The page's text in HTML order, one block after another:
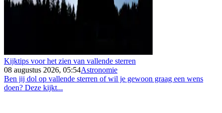
Kijktips voor het zien van vallende sterren
08 augustus 2026, 05:54Astronomie
Ben jij dol op vallende sterren of wil je gewoon graag een wens
doen? Deze kijkt...